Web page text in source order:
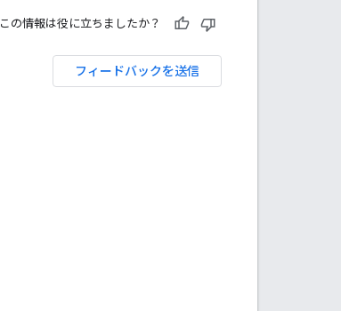
この情報は役に立ちましたか？
フィードバックを送信